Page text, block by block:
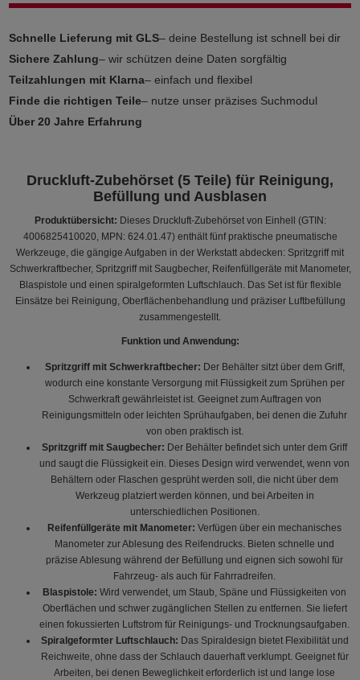
Schnelle Lieferung mit GLS– deine Bestellung ist schnell bei dir
Sichere Zahlung– wir schützen deine Daten sorgfältig
Teilzahlungen mit Klarna– einfach und flexibel
Finde die richtigen Teile– nutze unser präzises Suchmodul
Über 20 Jahre Erfahrung
Druckluft-Zubehörset (5 Teile) für Reinigung,
Befüllung und Ausblasen
Produktübersicht: Dieses Druckluft-Zubehörset von Einhell (GTIN:
4006825410020, MPN: 624.01.47) enthält fünf praktische pneumatische
Werkzeuge, die gängige Aufgaben in der Werkstatt abdecken: Spritzgriff mit
Schwerkraftbecher, Spritzgriff mit Saugbecher, Reifenfüllgeräte mit Manometer,
Blaspistole und einen spiralgeformten Luftschlauch. Das Set ist für flexible
Einsätze bei Reinigung, Oberflächenbehandlung und präziser Luftbefüllung
zusammengestellt.
Funktion und Anwendung:
Spritzgriff mit Schwerkraftbecher: Der Behälter sitzt über dem Griff,
wodurch eine konstante Versorgung mit Flüssigkeit zum Sprühen per
Schwerkraft gewährleistet ist. Geeignet zum Auftragen von
Reinigungsmitteln oder leichten Sprühaufgaben, bei denen die Zufuhr
von oben praktisch ist.
Spritzgriff mit Saugbecher: Der Behälter befindet sich unter dem Griff
und saugt die Flüssigkeit ein. Dieses Design wird verwendet, wenn von
Behältern oder Flaschen gesprüht werden soll, die nicht über dem
Werkzeug platziert werden können, und bei Arbeiten in
unterschiedlichen Positionen.
Reifenfüllgeräte mit Manometer: Verfügen über ein mechanisches
Manometer zur Ablesung des Reifendrucks. Bieten schnelle und
präzise Ablesung während der Befüllung und eignen sich sowohl für
Fahrzeug- als auch für Fahrradreifen.
Blaspistole: Wird verwendet, um Staub, Späne und Flüssigkeiten von
Oberflächen und schwer zugänglichen Stellen zu entfernen. Sie liefert
einen fokussierten Luftstrom für Reinigungs- und Trocknungsaufgaben.
Spiralgeformter Luftschlauch: Das Spiraldesign bietet Flexibilität und
Reichweite, ohne dass der Schlauch dauerhaft verklumpt. Geeignet für
Arbeiten, bei denen Beweglichkeit erforderlich ist und lange lose